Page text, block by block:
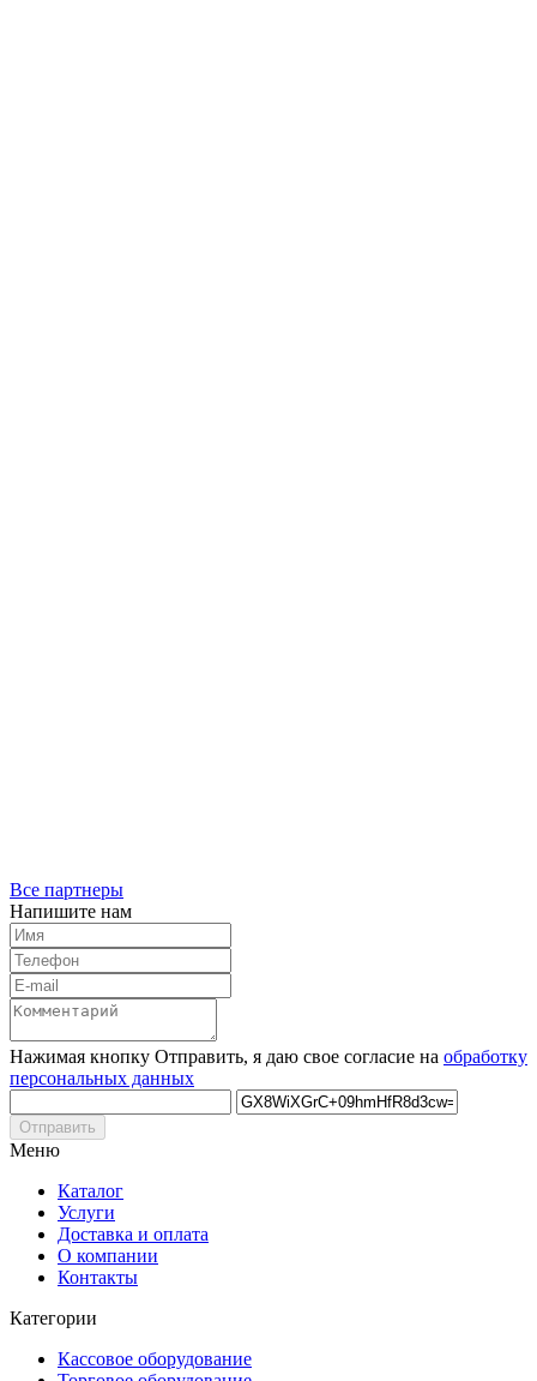
Все партнеры
Напишите нам
Нажимая кнопку Отправить, я даю свое согласие на обработку
персональных данных
Отправить
Меню
Каталог
Услуги
Доставка и оплата
О компании
Контакты
Категории
Кассовое оборудование